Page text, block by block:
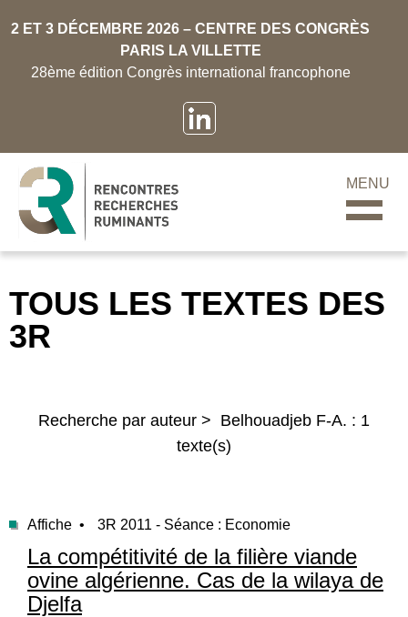
2 ET 3 DÉCEMBRE 2026 – CENTRE DES CONGRÈS
PARIS LA VILLETTE
28ème édition Congrès international francophone
MENU
TOUS LES TEXTES DES
3R
Recherche par auteur > Belhouadjeb F-A. : 1
texte(s)
Affiche • 3R 2011 - Séance : Economie
La compétitivité de la filière viande
ovine algérienne. Cas de la wilaya de
Djelfa